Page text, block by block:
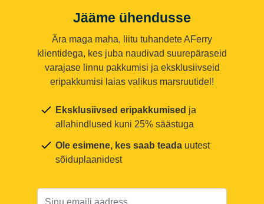
Jääme ühendusse
Ära maga maha, liitu tuhandete AFerry
klientidega, kes juba naudivad suurepäraseid
varajase linnu pakkumisi ja eksklusiivseid
eripakkumisi laias valikus marsruutidel!
Eksklusiivsed eripakkumised ja
allahindlused kuni 25% säästuga
Ole esimene, kes saab teada uutest
sõiduplaanidest